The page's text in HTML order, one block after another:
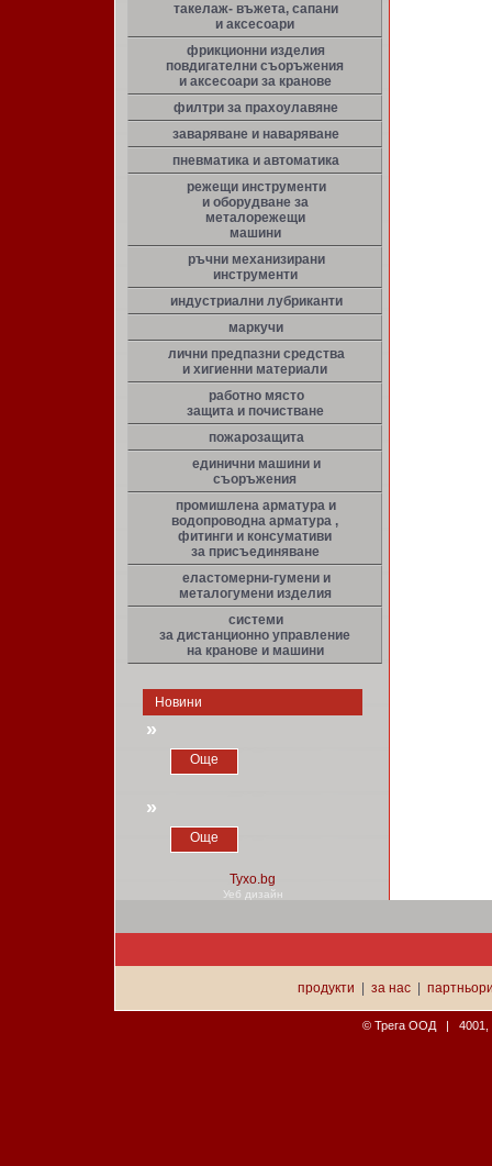
такелаж- въжета, сапани
и аксесоари
фрикционни изделия
повдигателни съоръжения
и аксесоари за кранове
филтри за прахоулавяне
заваряване и наваряване
пневматика и автоматика
режещи инструменти
и оборудване за
металорежещи
машини
ръчни механизирани
инструменти
индустриални лубриканти
маркучи
лични предпазни средства
и хигиенни материали
работно място
защита и почистване
пожарозащита
единични машини и
съоръжения
промишлена арматура и
водопроводна арматура ,
фитинги и консумативи
за присъединяване
еластомерни-гумени и
металогумени изделия
системи
за дистанционно управление
на кранове и машини
Новини
»
Още
»
Още
Уеб дизайн
продукти за нас|
© Трега ООД | 4001,